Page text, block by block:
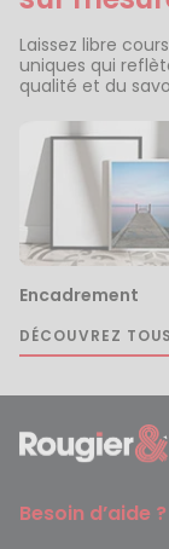
Laissez libre
uniques qui
qualité et du
Encadrement
DÉCOUVREZ
Besoin d’aide ?